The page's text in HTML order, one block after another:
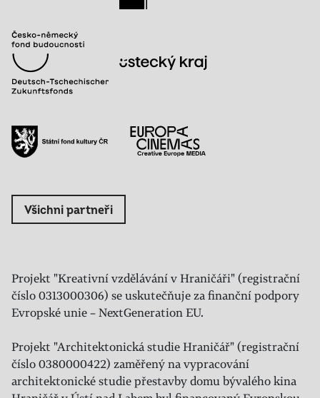
Všichni partneři
Projekt "Kreativní vzdělávání v Hraničáři" (registrační
číslo 0313000306) se uskutečňuje za finanční podpory
Evropské unie – NextGeneration EU.
Projekt "Architektonická studie Hraničář" (registrační
číslo 0380000422) zaměřený na vypracování
architektonické studie přestavby domu bývalého kina